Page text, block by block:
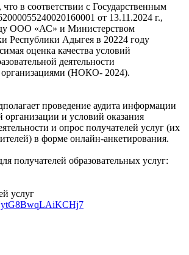
в соответствии с Государственным
от 13.11.2024 г.,
ООО «АС» и Министерством
Республики Адыгея в 20224 году
оценка качества условий
деятельности
организациями (НОКO- 2024).
проведение аудита информации
организации и условий оказания
и опрос получателей услуг (их
в форме онлайн-анкетирования.
получателей образовательных услуг:
услуг